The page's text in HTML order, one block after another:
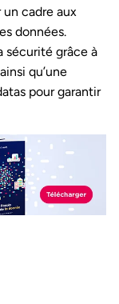
un cadre aux
données.
sécurité grâce à
qu’une
pour garantir